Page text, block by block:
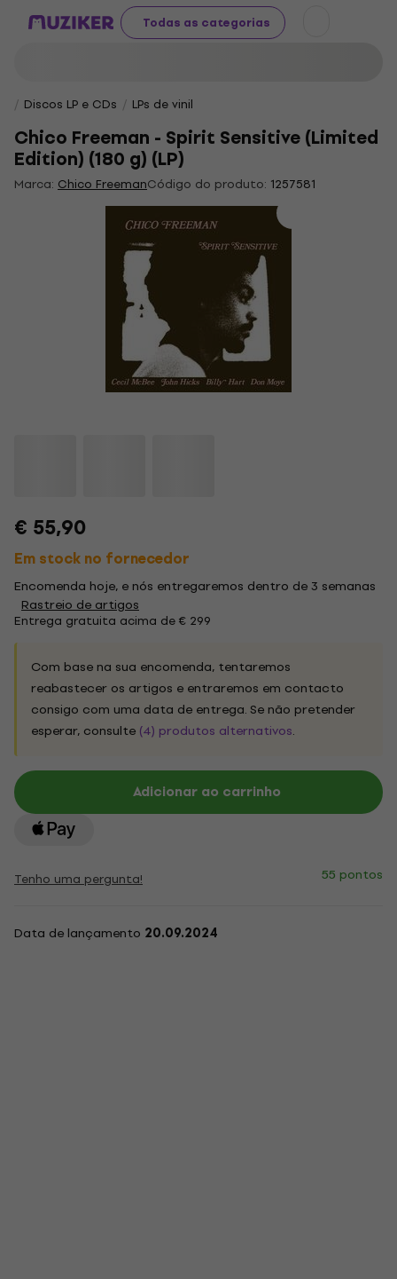
Todas as categorias
Discos LP e CDs LPs de vinil
Chico Freeman - Spirit Sensitive (Limited
Edition) (180 g) (LP)
Marca: Chico FreemanCódigo do produto: 1257581
€ 55,90
Em stock no fornecedor
Encomenda hoje, e nós entregaremos dentro de 3 semanas
Rastreio de artigos
Entrega gratuita acima de € 299
Com base na sua encomenda, tentaremos
reabastecer os artigos e entraremos em contacto
consigo com uma data de entrega. Se não pretender
esperar, consulte (4) produtos alternativos.
Adicionar ao carrinho
Tenho uma pergunta! 55 pontos
Data de lançamento 20.09.2024